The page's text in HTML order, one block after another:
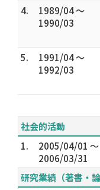
4.
1989/04 ～
1990/03
5.
1991/04 ～
1992/03
社会的活動
1.
2005/04/01 ～
2006/03/31
研究業績（著書・論